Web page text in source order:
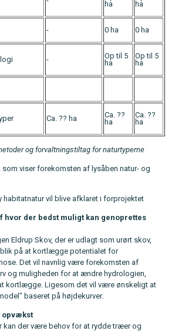
ha
ha
- 0 ha 0 ha
-
Op til 5
ha
Op til 5
ha
Ca. ?? ha
Ca. ??
ha
Ca. ??
ha
og forvaltningstiltag for naturtyperne
som viser forekomsten af lysåben natur- og
habitatnatur vil blive afklaret i forprojektet
hvor der bedst muligt kan genoprettes
Eldrup Skov, der er udlagt som urørt skov,
på at kortlægge potentialet for
Det vil navnlig være forekomsten af
og muligheden for at ændre hydrologien,
kortlægge. Ligesom det vil være ønskeligt at
baseret på højdekurver.
opvækst
kan der være behov for at rydde træer og